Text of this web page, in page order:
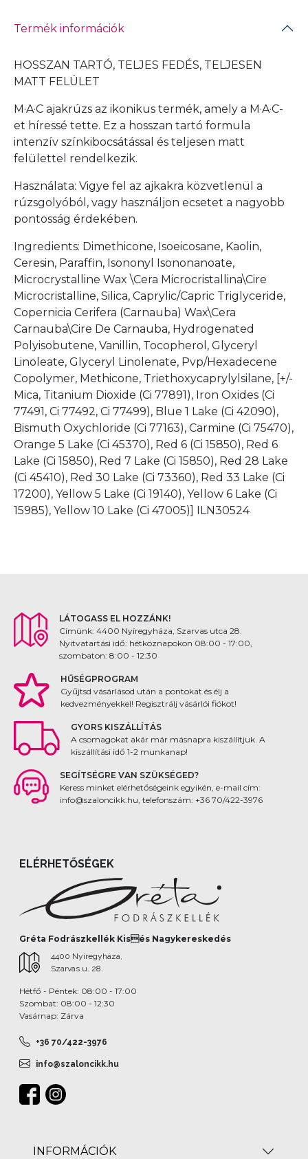
Termék információk
HOSSZAN TARTÓ, TELJES FEDÉS, TELJESEN
MATT FELÜLET
M·A·C ajakrúzs az ikonikus termék, amely a M·A·C-
et híressé tette. Ez a hosszan tartó formula
intenzív színkibocsátással és teljesen matt
felülettel rendelkezik.
Használata: Vigye fel az ajkakra közvetlenül a
rúzsgolyóból, vagy használjon ecsetet a nagyobb
pontosság érdekében.
Ingredients: Dimethicone, Isoeicosane, Kaolin,
Ceresin, Paraffin, Isononyl Isononanoate,
Microcrystalline Wax \Cera Microcristallina\Cire
Microcristalline, Silica, Caprylic/Capric Triglyceride,
Copernicia Cerifera (Carnauba) Wax\Cera
Carnauba\Cire De Carnauba, Hydrogenated
Polyisobutene, Vanillin, Tocopherol, Glyceryl
Linoleate, Glyceryl Linolenate, Pvp/Hexadecene
Copolymer, Methicone, Triethoxycaprylylsilane, [+/-
Mica, Titanium Dioxide (Ci 77891), Iron Oxides (Ci
77491, Ci 77492, Ci 77499), Blue 1 Lake (Ci 42090),
Bismuth Oxychloride (Ci 77163), Carmine (Ci 75470),
Orange 5 Lake (Ci 45370), Red 6 (Ci 15850), Red 6
Lake (Ci 15850), Red 7 Lake (Ci 15850), Red 28 Lake
(Ci 45410), Red 30 Lake (Ci 73360), Red 33 Lake (Ci
17200), Yellow 5 Lake (Ci 19140), Yellow 6 Lake (Ci
15985), Yellow 10 Lake (Ci 47005)] ILN30524
LÁTOGASS EL HOZZÁNK!
Címünk: 4400 Nyíregyháza, Szarvas utca 28.
Nyitvatartási idő: hétköznapokon 08:00 - 17:00,
szombaton: 8:00 - 12:30
HŰSÉGPROGRAM
Gyűjtsd vásárlásod után a pontokat és élj a
kedvezményekkel! Regisztrálj vásárlói fiókot!
GYORS KISZÁLLÍTÁS
A csomagokat akár már másnapra kiszállítjuk. A
kiszállítási idő 1-2 munkanap!
SEGÍTSÉGRE VAN SZÜKSÉGED?
Keress minket elérhetőségeink egyikén, e-mail cím:
info@szaloncikk.hu, telefonszám: +36 70/422-3976
ELÉRHETŐSÉGEK
Gréta Fodrászkellék Kisés Nagykereskedés
4400 Nyíregyháza,
Szarvas u. 28.
Hétfő - Péntek: 08:00 - 17:00
Szombat: 08:00 - 12:30
Vasárnap: Zárva
+36 70/422-3976
info@szaloncikk.hu
INFORMÁCIÓK